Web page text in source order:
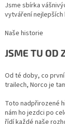
Jsme sbírka
vytváření
Naše historie
JSME TU OD
Od té doby, co
trailech, Norco je
Toto nadpřirozené
nám ho jezdci po
řídí každé naše